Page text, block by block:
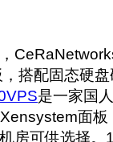
搭配固态硬
是一家国
面
房可供选择。